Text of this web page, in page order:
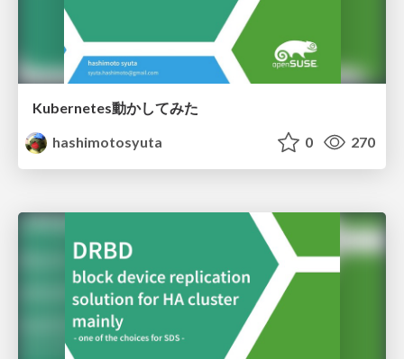
Kubernetes動かしてみた
hashimotosyuta
0 270